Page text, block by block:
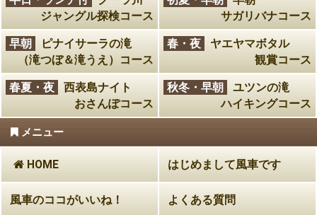
ジャングル探検コース
サガリバナコース
早朝
ピナイサーラの滝
（滝つぼ＆滝うえ）コース
春・夜
ヤエヤマボタル
観賞コース
春夏・夜
西表島ナイト
おさんぽコース
秋冬・早朝
ユツンの滝
ハイキングコース
メニュー
HOME はじめまして風車です
風車のココがいいね！ よくある質問